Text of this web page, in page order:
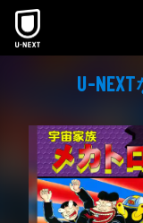
本文へスキップ
U-NEXT